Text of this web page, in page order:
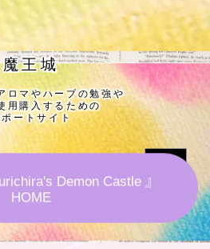
Study』
主な活動先リンク集
ト
ー
ブ４択クイズ (kindle出
魔王城
ロマやハーブの勉強や
用購入するための
ポートサイト
Demon Castle 』
HOME